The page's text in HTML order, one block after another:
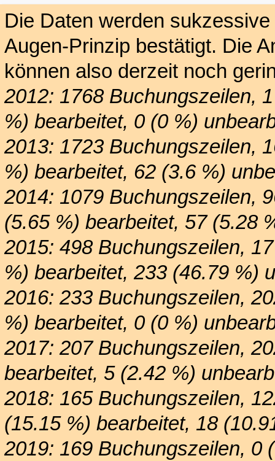
Die Daten werden
Augen-Prinzip bestätigt. Die
können also derzeit noch
2012: 1768 Buchungszeilen,
%) bearbeitet, 0 (0 %)
2013: 1723 Buchungszeilen,
%) bearbeitet, 62 (3.6 %)
2014: 1079 Buchungszeilen,
(5.65 %) bearbeitet, 57 (5.28
2015: 498 Buchungszeilen,
%) bearbeitet, 233 (46.79 %)
2016: 233 Buchungszeilen,
%) bearbeitet, 0 (0 %)
2017: 207 Buchungszeilen,
bearbeitet, 5 (2.42 %)
2018: 165 Buchungszeilen,
(15.15 %) bearbeitet, 18
2019: 169 Buchungszeilen, 0